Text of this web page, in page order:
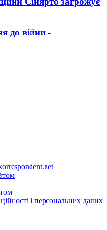
до війни -
і персональних даних